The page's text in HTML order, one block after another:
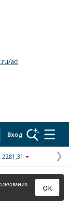
ad
Вход
2281,31
ОК